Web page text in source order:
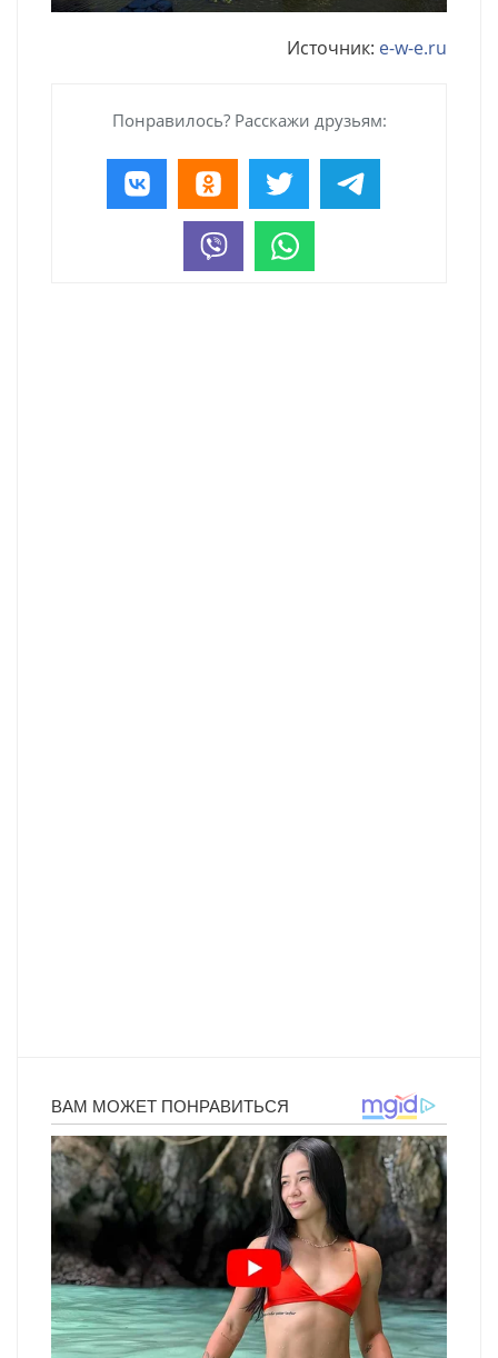
Источник: e-w-e.ru
Понравилось? Расскажи друзьям: